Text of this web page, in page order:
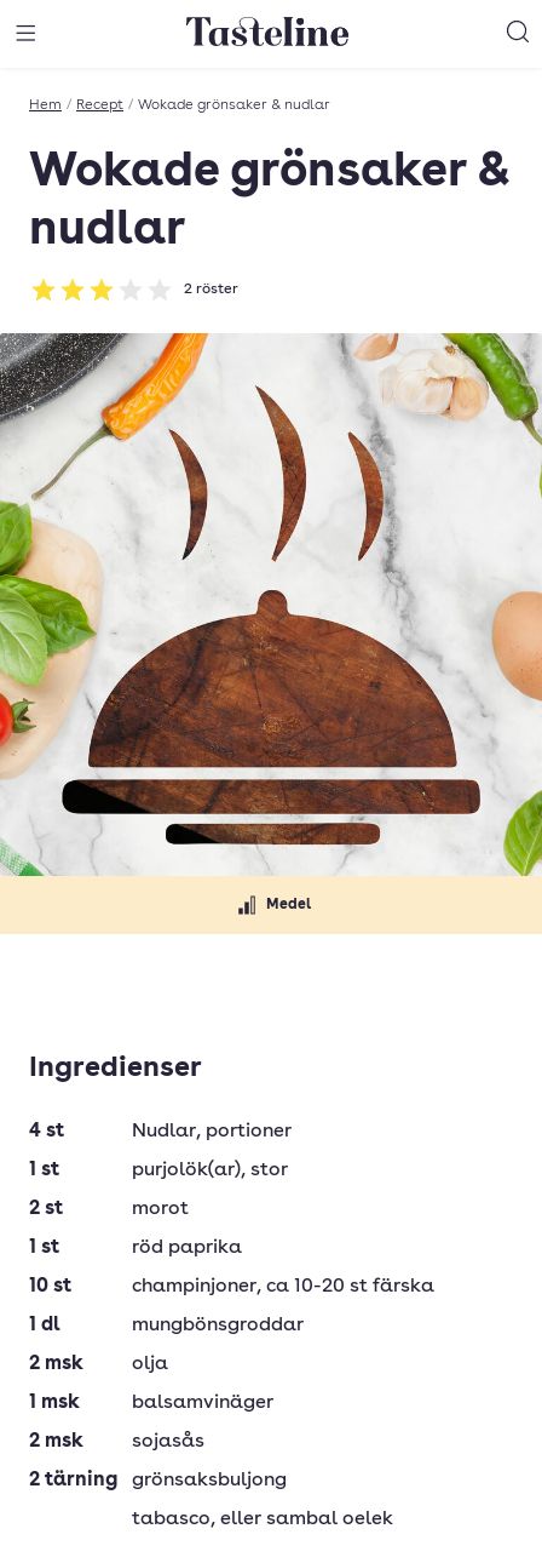
Till Tastelines startsida
Hem / Recept / Wokade grönsaker & nudlar
Wokade grönsaker &
nudlar
Betyg: 3 av 5
2 röster
Medel
Ingredienser
4 st Nudlar, portioner
1 st purjolök(ar), stor
2 st
morot
1 st
röd paprika
10 st champinjoner, ca 10-20 st färska
1 dl
mungbönsgroddar
2 msk
olja
1 msk
balsamvinäger
2 msk
sojasås
2 tärning
grönsaksbuljong
tabasco, eller sambal oelek